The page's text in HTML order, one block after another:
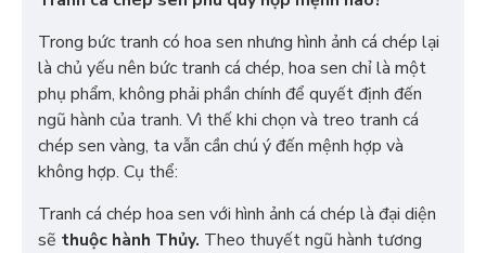
Trong bức tranh có hoa sen nhưng hình ảnh cá chép lại
là chủ yếu nên bức tranh cá chép, hoa sen chỉ là một
phụ phẩm, không phải phần chính để quyết định đến
ngũ hành của tranh. Vì thế khi chọn và treo tranh cá
chép sen vàng, ta vẫn cần chú ý đến mệnh hợp và
không hợp. Cụ thể:
Tranh cá chép hoa sen với hình ảnh cá chép là đại diện
sẽ thuộc hành Thủy. Theo thuyết ngũ hành tương